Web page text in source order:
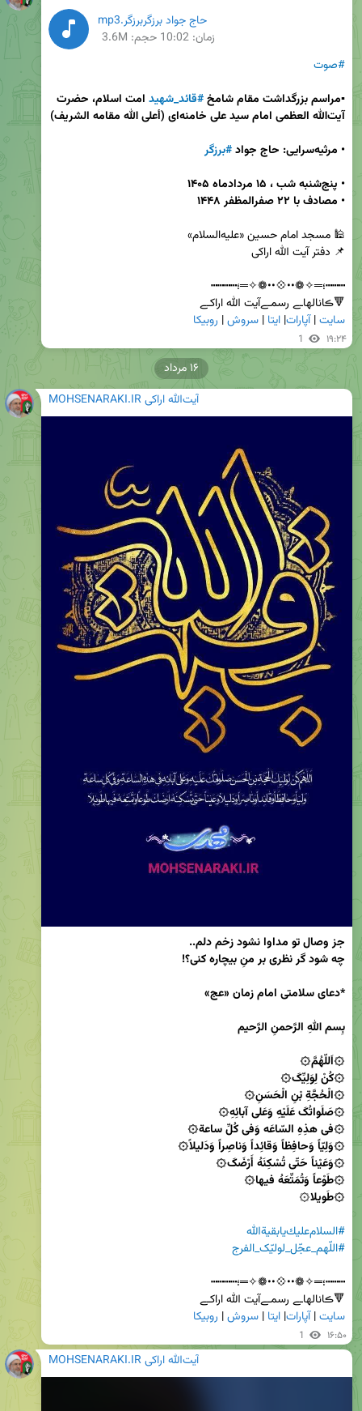
حاج جواد برزگربرزگر.mp3
زمان: 10:02 حجم: 3.6M
#صوت
▪️مراسم بزرگداشت مقام شامخ #قائد_شهید
آیت‌الله العظمی امام سید علی خامنه‌ای (أعلى الله مقامه الشريف)
• مرثیه‌سرایی: حاج جواد
#برزگر
•
• مصادف با ۲۲ صفرالمظفر ۱۴۴۸
🔻ڪانالهاـے رسمـےآیت الله اراکـے
سایت | آپارات| ایتا | سروش | روبیکا
1 ۱۹:۲۴
MOHSENARAKI.IR آیت‌الله اراکی
چه شود گر نظری بر منِ بیچاره کنی؟!
۞طَویلا
#السلام‌عليك‌يابقیةالله
#اللّهم_عجّل_لولیّک_الفرج
🔻ڪانالهاـے رسمـےآیت الله اراکـے
سایت | آپارات| ایتا | سروش | روبیکا
1 ۱۶:۵۰
۱۶ مرداد
MOHSENARAKI.IR آیت‌الله اراکی